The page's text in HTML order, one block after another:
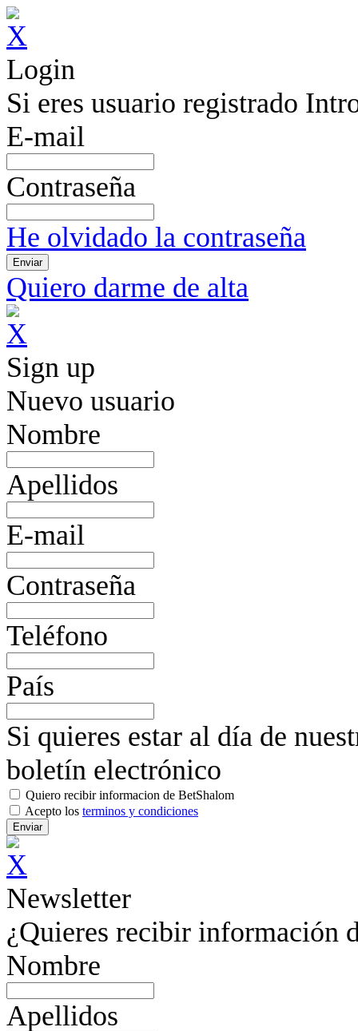
Login
Si eres usuario registrado
E-mail
Contraseña
He olvidado la contraseña
Quiero darme de alta
Sign up
Nuevo usuario
Nombre
Apellidos
E-mail
Contraseña
Teléfono
País
Si quieres estar al día de
boletín electrónico
Quiero recibir informacion de BetShalom
Acepto los terminos y condiciones
Newsletter
¿Quieres recibir información
Nombre
Apellidos